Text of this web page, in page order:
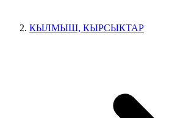
КЫЛМЫШ, КЫРСЫКТАР